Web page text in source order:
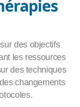
des objectifs
les ressources
des techniques
changements